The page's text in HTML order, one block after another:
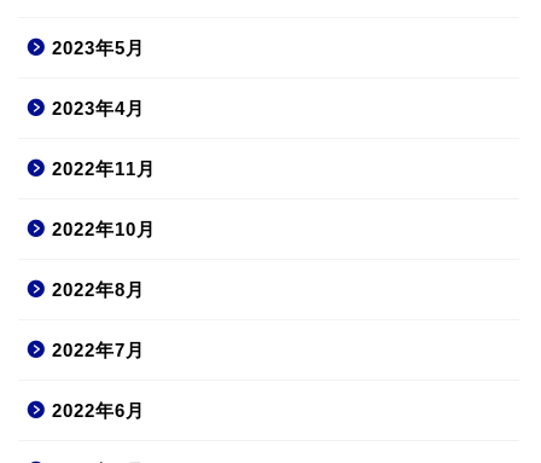
2023年5月
2023年4月
2022年11月
2022年10月
2022年8月
2022年7月
2022年6月